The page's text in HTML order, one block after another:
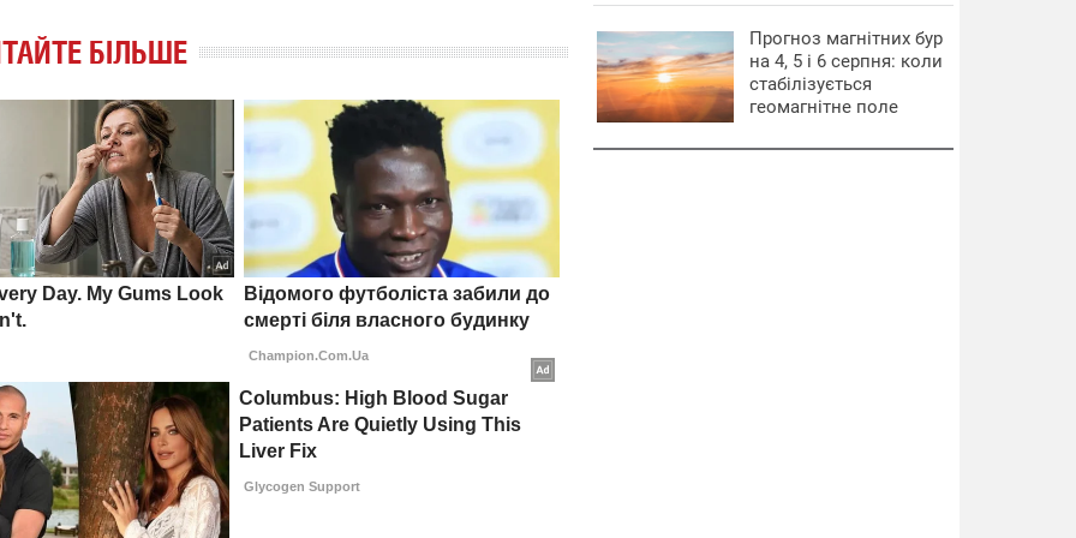
БІЛЬШЕ
Прогноз магнітних бур
на 4, 5 і 6 серпня: коли
стабілізується
геомагнітне поле